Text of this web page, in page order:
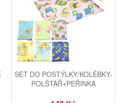
SET DO POSTÝLKY/KOLÉBKY-
POLŠTÁŘ+PEŘINKA